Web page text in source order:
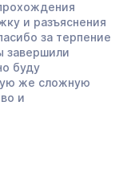
и разъяснения
за терпение
завершили
буду
же сложную
и